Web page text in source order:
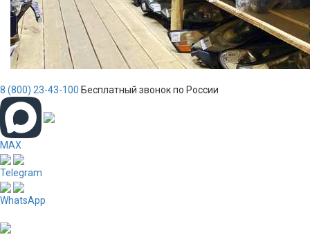
8 (800) 23-43-100 Бесплатный звонок по России
MAX
Telegram
WhatsApp